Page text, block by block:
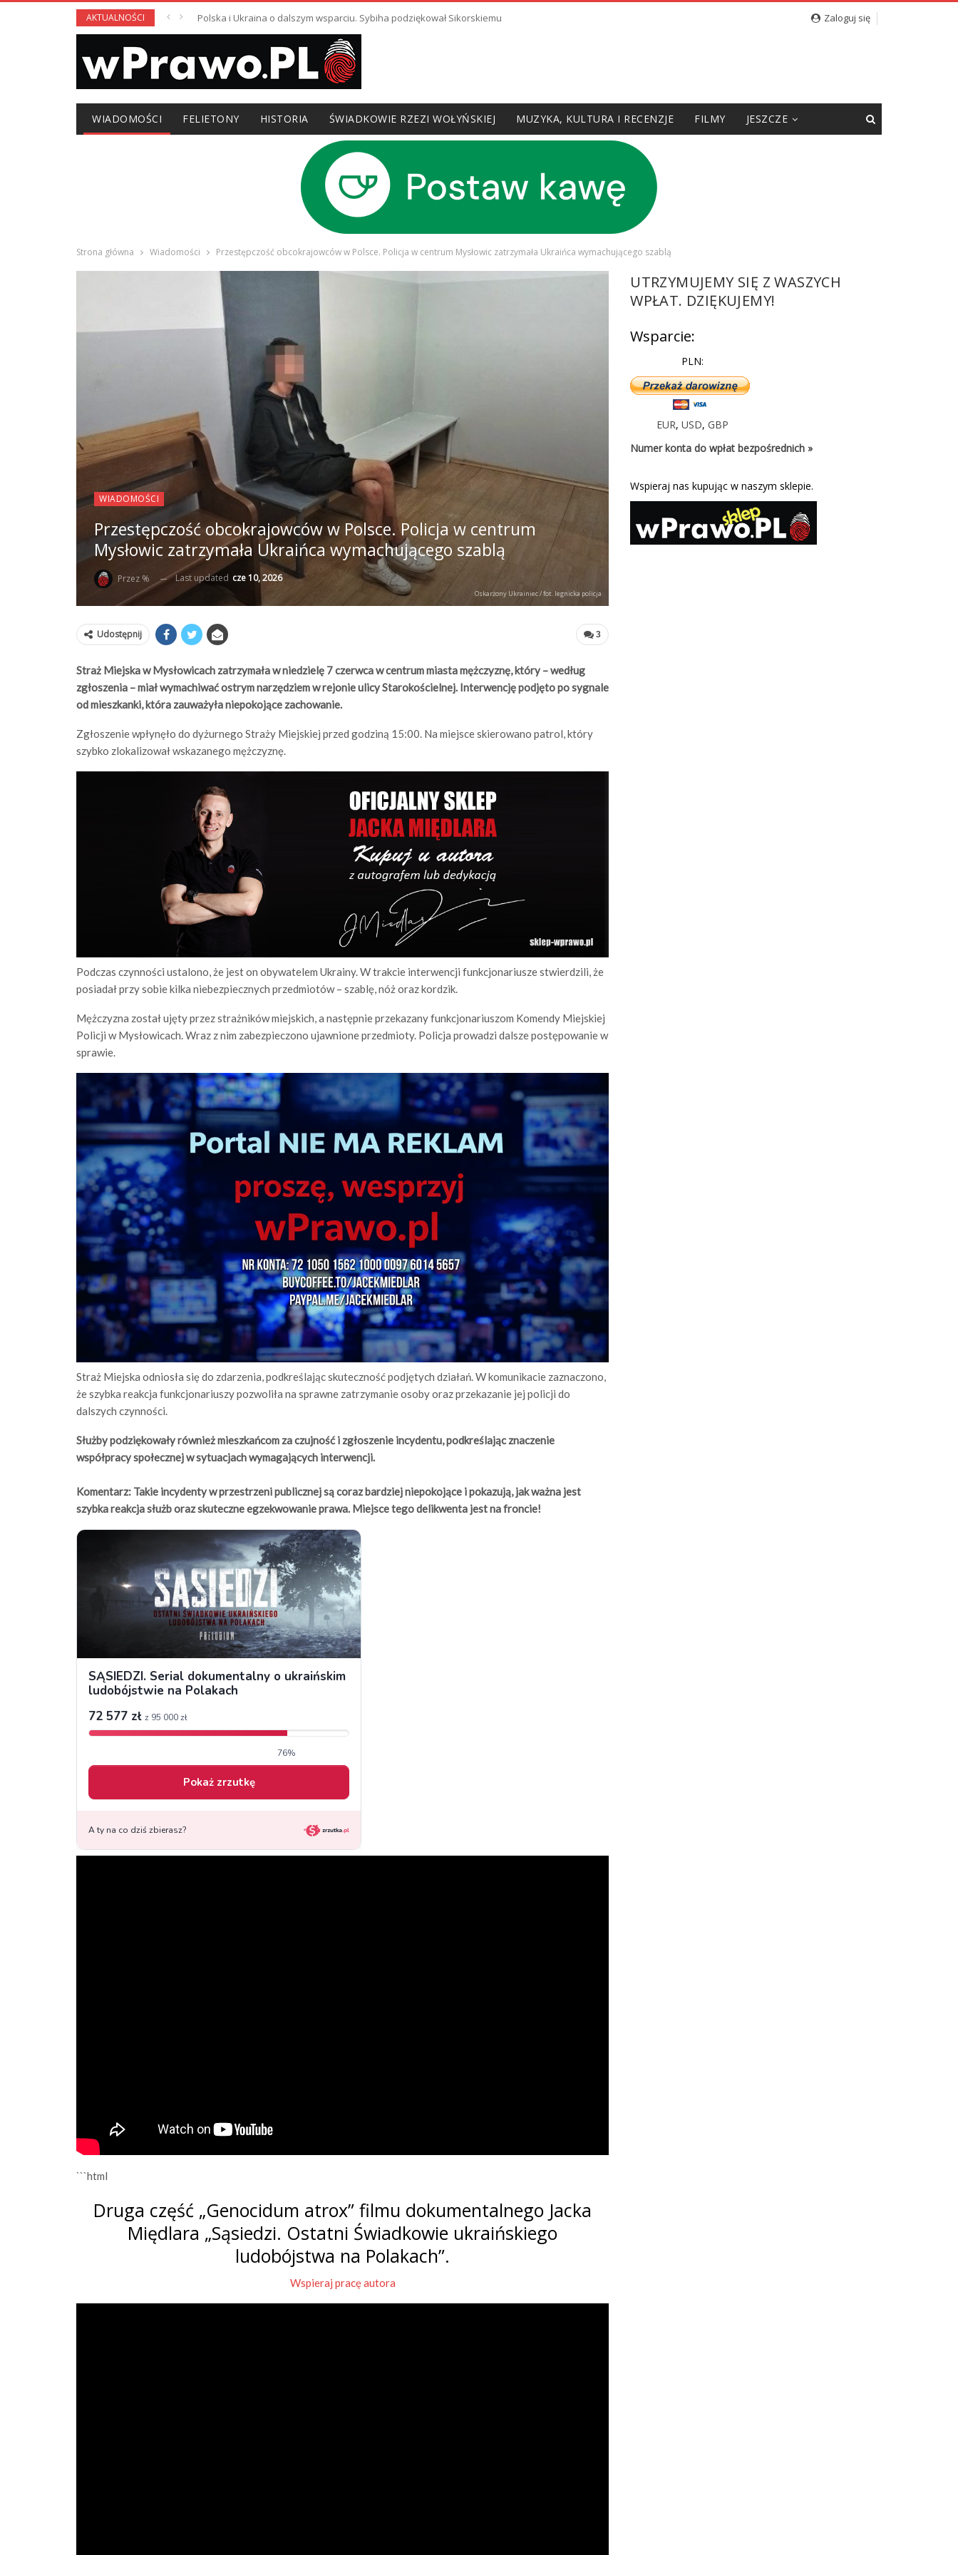
AKTUALNOŚCI Polska i Ukraina o dalszym wsparciu. Sybiha podziękował Sikorskiemu Zaloguj się
WIADOMOŚCI FELIETONY HISTORIA ŚWIADKOWIE RZEZI WOŁYŃSKIEJ MUZYKA, KULTURA I RECENZJE FILMY JESZCZE
Strona główna Wiadomości Przestępczość obcokrajowców w Polsce. Policja w centrum Mysłowic zatrzymała Ukraińca wymachującego szablą
WIADOMOŚCI
Przestępczość obcokrajowców w Polsce. Policja w centrum
Mysłowic zatrzymała Ukraińca wymachującego szablą
Przez % Last updated cze 10, 2026
Oskarżony Ukrainiec / fot. legnicka policja
3
Udostępnij
Straż Miejska w Mysłowicach zatrzymała w niedzielę 7 czerwca w centrum miasta mężczyznę, który – według
zgłoszenia – miał wymachiwać ostrym narzędziem w rejonie ulicy Starokościelnej. Interwencję podjęto po sygnale
od mieszkanki, która zauważyła niepokojące zachowanie.
Zgłoszenie wpłynęło do dyżurnego Straży Miejskiej przed godziną 15:00. Na miejsce skierowano patrol, który
szybko zlokalizował wskazanego mężczyznę.
Podczas czynności ustalono, że jest on obywatelem Ukrainy. W trakcie interwencji funkcjonariusze stwierdzili, że
posiadał przy sobie kilka niebezpiecznych przedmiotów – szablę, nóż oraz kordzik.
Mężczyzna został ujęty przez strażników miejskich, a następnie przekazany funkcjonariuszom Komendy Miejskiej
Policji w Mysłowicach. Wraz z nim zabezpieczono ujawnione przedmioty. Policja prowadzi dalsze postępowanie w
sprawie.
Straż Miejska odniosła się do zdarzenia, podkreślając skuteczność podjętych działań. W komunikacie zaznaczono,
że szybka reakcja funkcjonariuszy pozwoliła na sprawne zatrzymanie osoby oraz przekazanie jej policji do
dalszych czynności.
Służby podziękowały również mieszkańcom za czujność i zgłoszenie incydentu, podkreślając znaczenie
współpracy społecznej w sytuacjach wymagających interwencji.
Komentarz: Takie incydenty w przestrzeni publicznej są coraz bardziej niepokojące i pokazują, jak ważna jest
szybka reakcja służb oraz skuteczne egzekwowanie prawa. Miejsce tego delikwenta jest na froncie!
```html
Druga część „Genocidum atrox” filmu dokumentalnego Jacka
Międlara „Sąsiedzi. Ostatni Świadkowie ukraińskiego
ludobójstwa na Polakach”.
Wspieraj pracę autora
UTRZYMUJEMY SIĘ Z WASZYCH
WPŁAT. DZIĘKUJEMY!
Wsparcie:
PLN:
EUR,USD,GBP
Numer konta do wpłat bezpośrednich »
Wspieraj nas kupując w naszym sklepie.